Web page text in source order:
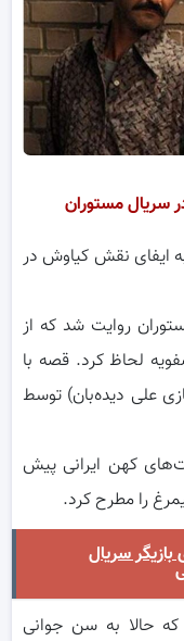
سریال مستوران
ایفای نقش کیاوش در
روایت شد که از
لحاظ کرد. قصه با
علی دیده‌بان) توسط
کهن ایرانی پیش
را مطرح کرد.
سریال
حالا به سن جوانی